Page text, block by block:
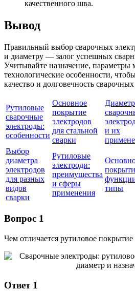
качественного шва.
Вывод
Правильный выбор сварочных
и диаметру — залог успешных
Учитывайте назначение, параметры
технологические особенности,
качество и долговечность
Рутиловые
сварочные
электроды:
особенности
Основное
покрытие
электродов
для стальной
сварки
и их
Выбор
диаметра
электродов
для разных
видов
сварки
Рутиловые
электроди:
преимущества
и сферы
применения
типы
Вопрос 1
Чем отличается рутиловое покрытие
Ответ 1